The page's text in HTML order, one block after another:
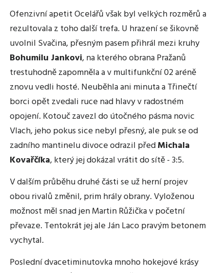
Ofenzivní apetit Ocelářů však byl velkých rozměrů a
rezultovala z toho další trefa. U hrazení se šikovně
uvolnil Svačina, přesným pasem přihrál mezi kruhy
Bohumilu Jankovi, na kterého obrana Pražanů
trestuhodně zapomněla a v multifunkční 02 aréně
znovu vedli hosté. Neuběhla ani minuta a Třinečtí
borci opět zvedali ruce nad hlavy v radostném
opojení. Kotouč zavezl do útočného pásma novic
Vlach, jeho pokus sice nebyl přesný, ale puk se od
zadního mantinelu divoce odrazil předMichala
Kovařčíka, který jej dokázal vrátit do sítě - 3:5.
V dalším průběhu druhé části se už herní projev
obou rivalů změnil, prim hrály obrany. Vyloženou
možnost měl snad jen Martin Růžička v početní
převaze. Tentokrát jej ale Ján Laco pravým betonem
vychytal.
Poslední dvacetiminutovka mnoho hokejové krásy